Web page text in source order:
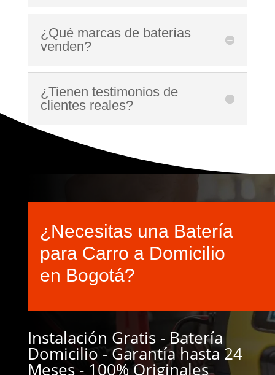
¿Qué marcas de baterías
venden?
¿Tienen testimonios de
clientes reales?
¿Necesitas una Batería
para Carro a Domicilio
en Bogotá?
Instalación Gratis - Batería
Domicilio - Garantía hasta 24
Meses - 100% Originales